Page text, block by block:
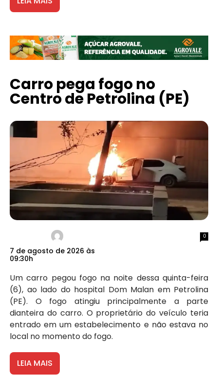
Carro pega fogo no
Centro de Petrolina (PE)
7 de agosto de 2026 às
09:30h
0
Um carro pegou fogo na noite dessa quinta-feira
(6), ao lado do hospital Dom Malan em Petrolina
(PE). O fogo atingiu principalmente a parte
dianteira do carro. O proprietário do veículo teria
entrado em um estabelecimento e não estava no
local no momento do fogo.
LEIA MAIS